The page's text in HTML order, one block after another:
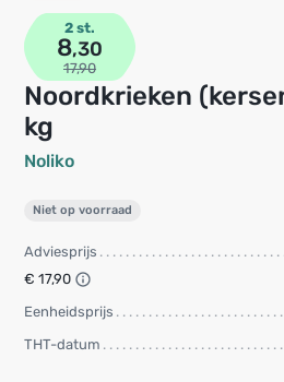
Noordkrieken (kersen) ontpit 2.46
kg
Noliko
2 st.
8,30
17,90
Niet op voorraad
Adviesprijs
€ 17,90
Eenheidsprijs
THT-datum